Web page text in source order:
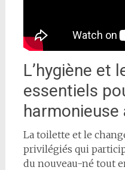
L’hygiène et
essentiels
harmonieuse
La toilette et le
privilégiés qui
du nouveau-né tout